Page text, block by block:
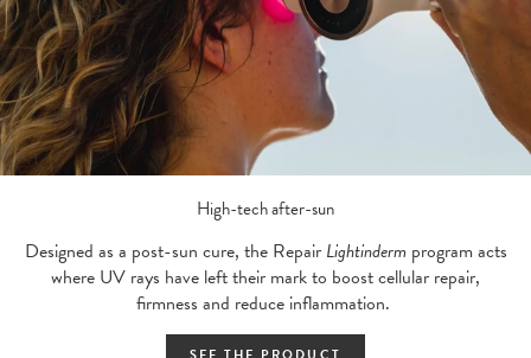
High-tech after-sun
Designed as a post-sun cure, the Repair Lightinderm program acts
where UV rays have left their mark to boost cellular repair,
firmness and reduce inflammation.